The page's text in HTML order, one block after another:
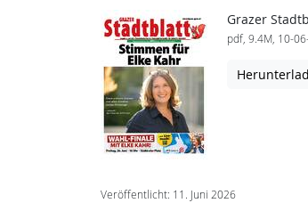
Grazer
pdf, 9.4M, 10-
Veröffentlicht: 11. Juni 2026